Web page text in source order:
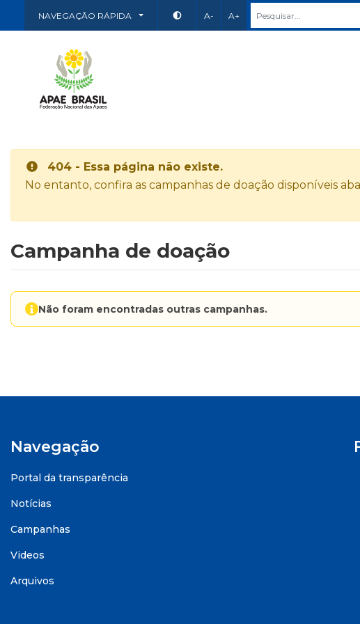
NAVEGAÇÃO RÁPIDA A- A+
404 - Essa página não existe.
No entanto, confira as campanhas de doação disponíveis
Campanha de doação
Não foram encontradas outras campanhas.
Navegação
Portal da transparência
Notícias
Campanhas
Videos
Arquivos